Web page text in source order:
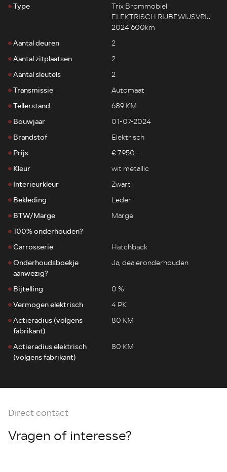
Type
Trix Brommobiel
ELEKTRISCH RIJBEWIJSVRIJ
2024 600km
Aantal deuren
2
Aantal zitplaatsen
2
Aantal sleutels
2
Transmissie
Automaat
Tellerstand
689 KM
Bouwjaar
01-07-2024
Brandstof
Elektrisch
Prijs
€ 7.950,-
Kleur
wit metallic
Interieurkleur
Zwart
Bekleding
Leder
BTW/Marge
Marge
100% onderhouden?
Carrosserie
Hatchback
Onderhoudsboekje
aanwezig?
Ja, dealeronderhouden
Bijtelling
0 %
Vermogen elektrisch
4 PK
Actieradius (volgens
fabrikant)
80 KM
Actieradius elektrisch
(volgens fabrikant)
80 KM
Direct contact
Vragen of interesse?